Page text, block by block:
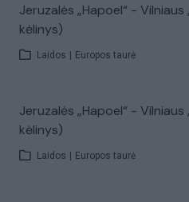
Jeruzalės „Hapoel“ -
kėlinys)
Laidos Europos taurė
Jeruzalės „Hapoel“ -
kėlinys)
Laidos Europos taurė